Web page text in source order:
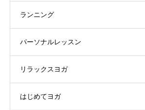
ランニング
パーソナルレッスン
リラックスヨガ
はじめてヨガ